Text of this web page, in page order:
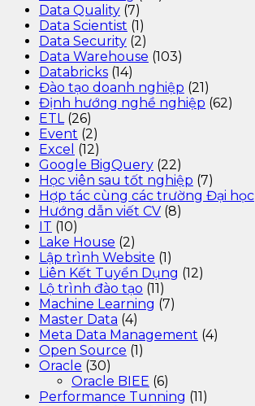
Data Quality (7)
Data Scientist (1)
Data Security (2)
Data Warehouse (103)
Databricks (14)
Đào tạo doanh nghiệp (21)
Định hướng nghề nghiệp (62)
ETL(26)
Event (2)
Excel (12)
Google BigQuery (22)
Học viên sau tốt nghiệp (7)
Hợp tác cùng các trường Đại học
Hướng dẫn viết CV (8)
IT (10)
Lake House (2)
Lập trình Website (1)
Liên Kết Tuyển Dụng (12)
Lộ trình đào tạo (11)
Machine Learning (7)
Master Data (4)
Meta Data Management (4)
Open Source (1)
Oracle (30)
Oracle BIEE (6)
Performance Tunning (11)